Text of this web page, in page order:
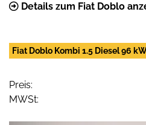
Details zum Fiat Doblo
Fiat Doblo Kombi 1.5 Diesel 96
Preis:
MWSt: